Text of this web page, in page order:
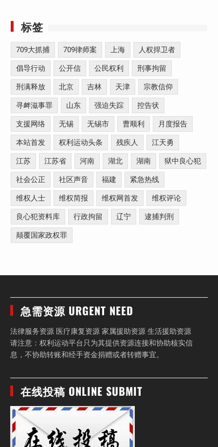
标签
709大抓捕 709律师案 上海 人权捍卫者
倡导行动 公开信 公民权利 刑事拘留
刑满释放 北京 吉林 天津 宗教信仰
寻衅滋事罪 山东 强迫失踪 控告状
支援网络 无锡 无锡市 曹顺利 月度报告
本站首发 权利运动头条 残疾人 江天勇
江苏 江苏省 河南 湖北 湖南 狱中良心犯
社会公正 社区声音 福建 紧急热线
维权人士 维权简报 维权网首发 维权评论
良心犯资料库 行政拘留 辽宁 逮捕判刑
颠覆国家政权罪
急需资源 URGENT NEED
法律服务资源 医疗康复资源 家属援助资源 生活援助资源
请注意：权利运动平台只为其提供资源连接和协助核实信
息，不协助转账和经手资金捐赠或者转赠事宜。
在线投稿 ONLINE SUBMIT